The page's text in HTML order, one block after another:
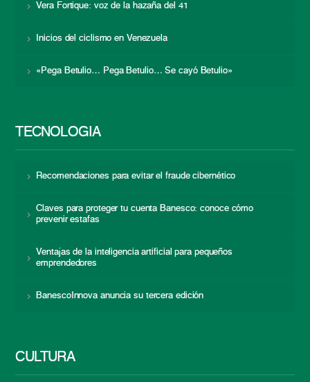
Vera Fortique: voz de la hazaña del 41
Inicios del ciclismo en Venezuela
«Pega Betulio… Pega Betulio… Se cayó Betulio»
TECNOLOGÍA
Recomendaciones para evitar el fraude cibernético
Claves para proteger tu cuenta Banesco: conoce cómo
prevenir estafas
Ventajas de la inteligencia artificial para pequeños
emprendedores
BanescoInnova anuncia su tercera edición
CULTURA